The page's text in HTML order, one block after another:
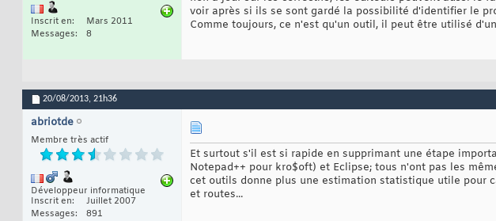
Inscrit en
Mars 2011
Messages
8
voir après si ils se sont gardé la possibilité d'identifier le
Comme toujours, ce n'est qu'un outil, il peut être utilisé
20/08/2013, 21h36
abriotde
Membre très actif
Développeur informatique
Inscrit en
Juillet 2007
Messages
891
Et surtout s'il est si rapide en supprimant une étape
Notepad++ pour kro$oft) et Eclipse; tous n'ont pas les
cet outils donne plus une estimation statistique utile pour
et routes...